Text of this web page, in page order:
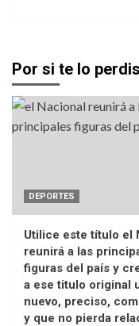
Por si te lo
DEPORTES
Utilice este título el
reunirá a las
figuras del país y
a ese titulo original
nuevo, preciso,
y que no pierda